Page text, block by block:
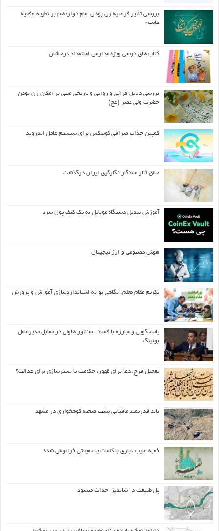
بررسی تأثیر فرضیه زن بودن امام دوازدهم بر نظریه «فقیه
غایب»
کتاب های درسی ویژه مدارس استعداد درخشان
بررسی دلایل قرآنی و روایی و تاریخی مبنی بر امکان زن بودن
حضرت ولی عصر (عج)
کمپین جذاب صرافی کوینکس برای سیستم عامل اندروید
خالق آثار ماندگار نگارگری ایران درگذشت
آموزش تبدیل دستگاه موبایل به یک کیف‌ پول سرد
هوش مصنوعی و ارز دیجیتال
تکریم مقام معلم: نگاهی نو به استانداردسازی آموزش و پرورش
پاسخگویی و مبارزه با فساد ، سناتور هاولی در مقابل مدیرعامل
بوئینگ
تعجیل فرج: دعا برای ظهور، حکومت یا بسترسازی برای عدالت؟
باند قدرتمند مافیایی پشت صحنه کوهخواری در مشهد
فقیه غایب ، بازی با کلمات یا حقیقتی فراموش شده
پل طبیعت در شاندیز احداث میشود